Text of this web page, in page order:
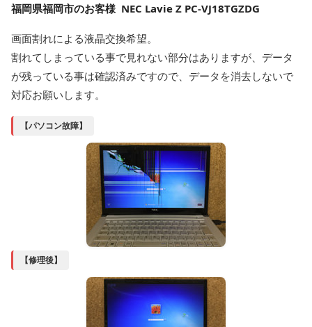
福岡県福岡市のお客様 NEC Lavie Z PC-VJ18TGZDG
画面割れによる液晶交換希望。
割れてしまっている事で見れない部分はありますが、データ
が残っている事は確認済みですので、データを消去しないで
対応お願いします。
【パソコン故障】
【修理後】